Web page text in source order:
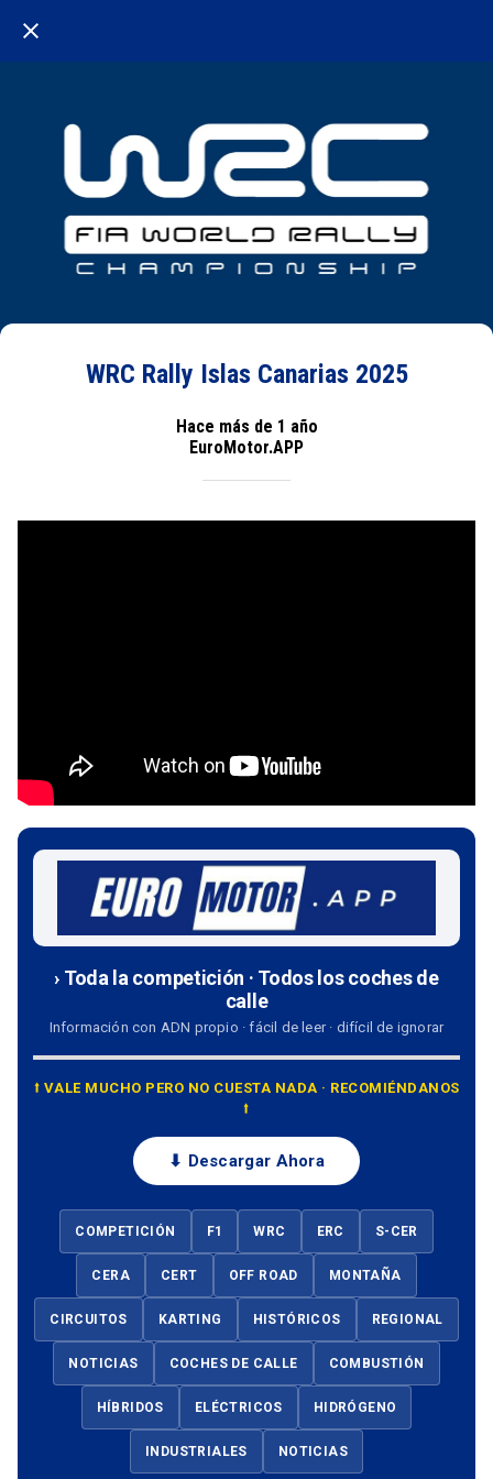
WRC Rally Islas Canarias 2025
Hace más de 1 año
EuroMotor.APP
› Toda la competición · Todos los coches de
calle
Información con ADN propio · fácil de leer · difícil de ignorar
⭡ VALE MUCHO PERO NO CUESTA NADA · RECOMIÉNDANOS
⭡
⬇ Descargar Ahora
COMPETICIÓN F1 WRC ERC S-CER
CERA CERT OFF ROAD MONTAÑA
CIRCUITOS KARTING HISTÓRICOS REGIONAL
NOTICIAS COCHES DE CALLE COMBUSTIÓN
HÍBRIDOS ELÉCTRICOS HIDRÓGENO
INDUSTRIALES NOTICIAS